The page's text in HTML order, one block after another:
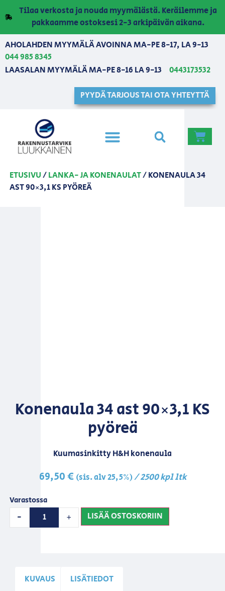
Tilaa verkosta ja nouda myymälästä. Keräilemme ja
pakkaamme ostoksesi 2-3 arkipäivän aikana.
AHOLAHDEN MYYMÄLÄ AVOINNA MA-PE 8-17, LA 9-13
044 985 8345
LAASALAN MYYMÄLÄ MA-PE 8-16 LA 9-13
0443173532
PYYDÄ TARJOUS TAI OTA YHTEYTTÄ
ETUSIVU/LANKA- JA KONENAULAT/ KONENAULA 34
AST 90×3,1 KS PYÖREÄ
Konenaula 34 ast 90×3,1 KS
pyöreä
Kuumasinkitty H&H konenaula
69,50€ (sis. alv 25,5%)/ 2500 kpl ltk
Varastossa
- + LISÄÄ OSTOSKORIIN
KUVAUS LISÄTIEDOT